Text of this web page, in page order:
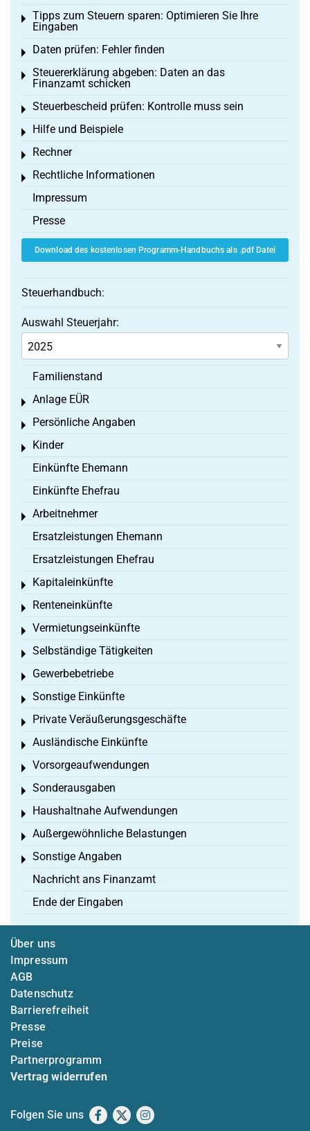
Tipps zum Steuern sparen: Optimieren Sie Ihre
Eingaben
Toggle menu
Daten prüfen: Fehler finden
Toggle menu
Steuererklärung abgeben: Daten an das
Finanzamt schicken
Toggle menu
Steuerbescheid prüfen: Kontrolle muss sein
Toggle menu
Hilfe und Beispiele
Toggle menu
Rechner
Toggle menu
Rechtliche Informationen
Toggle menu
Impressum
Presse
Download des kostenlosen Programm-Handbuchs als .pdf Datei
Steuerhandbuch:
Auswahl Steuerjahr:
Familienstand
Anlage EÜR
Toggle menu
Persönliche Angaben
Toggle menu
Kinder
Toggle menu
Einkünfte Ehemann
Einkünfte Ehefrau
Arbeitnehmer
Toggle menu
Ersatzleistungen Ehemann
Ersatzleistungen Ehefrau
Kapitaleinkünfte
Toggle menu
Renteneinkünfte
Toggle menu
Vermietungseinkünfte
Toggle menu
Selbständige Tätigkeiten
Toggle menu
Gewerbebetriebe
Toggle menu
Sonstige Einkünfte
Toggle menu
Private Veräußerungsgeschäfte
Toggle menu
Ausländische Einkünfte
Toggle menu
Vorsorgeaufwendungen
Toggle menu
Sonderausgaben
Toggle menu
Haushaltnahe Aufwendungen
Toggle menu
Außergewöhnliche Belastungen
Toggle menu
Sonstige Angaben
Toggle menu
Nachricht ans Finanzamt
Ende der Eingaben
Über uns
Impressum
AGB
Datenschutz
Barrierefreiheit
Presse
Preise
Partnerprogramm
Vertrag widerrufen
Folgen Sie uns Facebook
X Instagram